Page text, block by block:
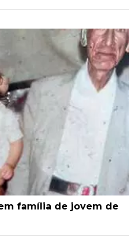
família de jovem de